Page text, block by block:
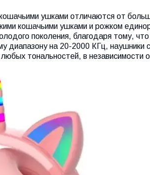
ушками отличаются от
кошачьими ушками и рожком
поколения, благодаря тому,
диапазону на 20-2000 КГц, наушники
любых тональностей, в независимости